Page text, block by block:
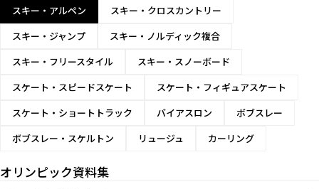
スキー・アルペン
スキー・クロスカントリー
スキー・ジャンプ
スキー・ノルディック複合
スキー・フリースタイル
スキー・スノーボード
スケート・スピードスケート
スケート・フィギュアスケート
スケート・ショートトラック
バイアスロン
ボブスレー
ボブスレー・スケルトン
リュージュ カーリング
オリンピック資料集